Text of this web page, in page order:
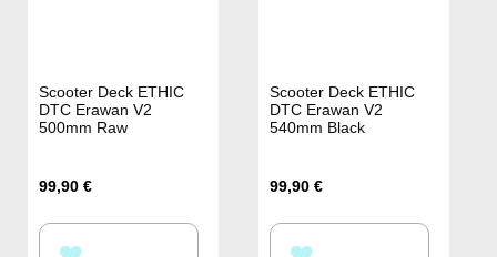
Scooter Deck ETHIC
DTC Erawan V2
500mm Raw
99,90 €
Scooter Deck ETHIC
DTC Erawan V2
540mm Black
99,90 €